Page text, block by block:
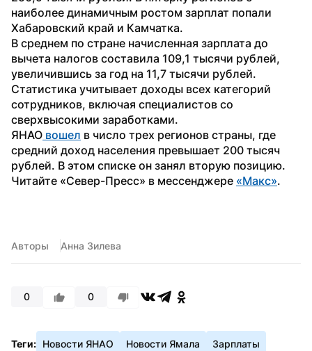
наиболее динамичным ростом зарплат попали
Хабаровский край и Камчатка.
В среднем по стране начисленная зарплата до
вычета налогов составила 109,1 тысячи рублей,
увеличившись за год на 11,7 тысячи рублей.
Статистика учитывает доходы всех категорий
сотрудников, включая специалистов со
сверхвысокими заработками.
ЯНАО вошел в число трех регионов страны, где
средний доход населения превышает 200 тысяч
рублей. В этом списке он занял вторую позицию.
Читайте «Север-Пресс» в мессенджере «Макс».
Авторы Анна Зилева
0 0
Теги: Новости ЯНАО Новости Ямала Зарплаты